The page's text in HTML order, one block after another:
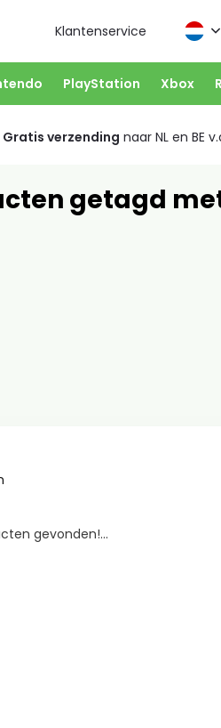
Klantenservice
PlayStation Xbox
Gratis verzending naar NL en BE
getagd
gevonden!...